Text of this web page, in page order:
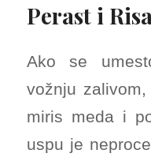
Perast i
Ako se
vožnju
miris meda i
uspu je